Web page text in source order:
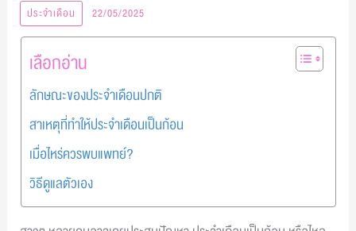
ประจำเดือน 22/05/2025
เลือกอ่าน
ลักษณะของประจำเดือนปกติ
สาเหตุที่ทำให้ประจำเดือนเป็นก้อน
เมื่อไหร่ควรพบแพทย์?
วิธีดูแลตัวเอง